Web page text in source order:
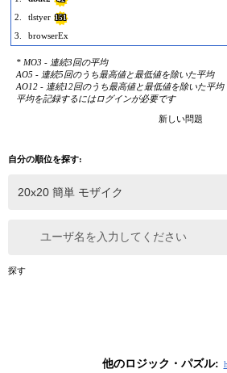
2. tlstyer 151
3. browserEx
* MO3 - 連続3回の平均
AO5 - 連続5回のうち最高値と最低値を除いた平均
AO12 - 連続12回のうち最高値と最低値を除いた平均
平均を記録するにはログインが必要です
新しい問題
自分の順位を探す:
ユーザ名を入力してください
探す
他のロジック・パズル: